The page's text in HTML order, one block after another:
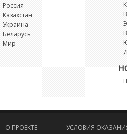
Россия
Казахстан
Украина
Беларусь
Мир
О ПРОЕКТЕ УСЛОВИЯ